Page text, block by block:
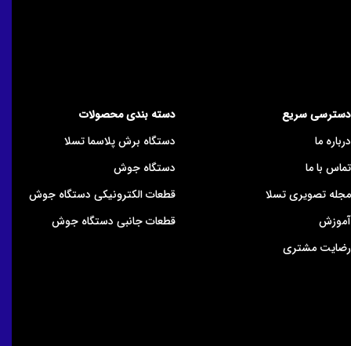
دسترسی سریع
درباره ما
تماس با ما
مجله تصویری تسلا
آموزش
رضایت مشتری
دسته بندی محصولات
دستگاه برش پلاسما تسلا
دستگاه جوش
قطعات الکترونیکی دستگاه جوش
قطعات جانبی دستگاه جوش